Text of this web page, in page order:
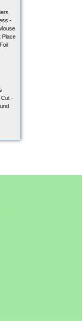
-
Place
Cut -